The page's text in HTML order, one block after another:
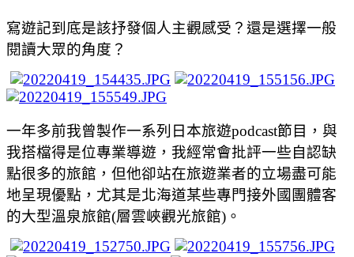
寫遊記到底是該抒發個人主觀感受 ？ 還是選擇一般
閱讀大眾的角度 ？
一年多前我曾製作一系列日本旅遊podcast節目 ， 與
我搭檔得是位專業導遊 ， 我經常會批評一些自認缺
點很多的旅館 ， 但他卻站在旅遊業者的立場盡可能
地呈現優點 ， 尤其是北海道某些專門接外國團體客
的大型溫泉旅館(層雲峽觀光旅館) 。